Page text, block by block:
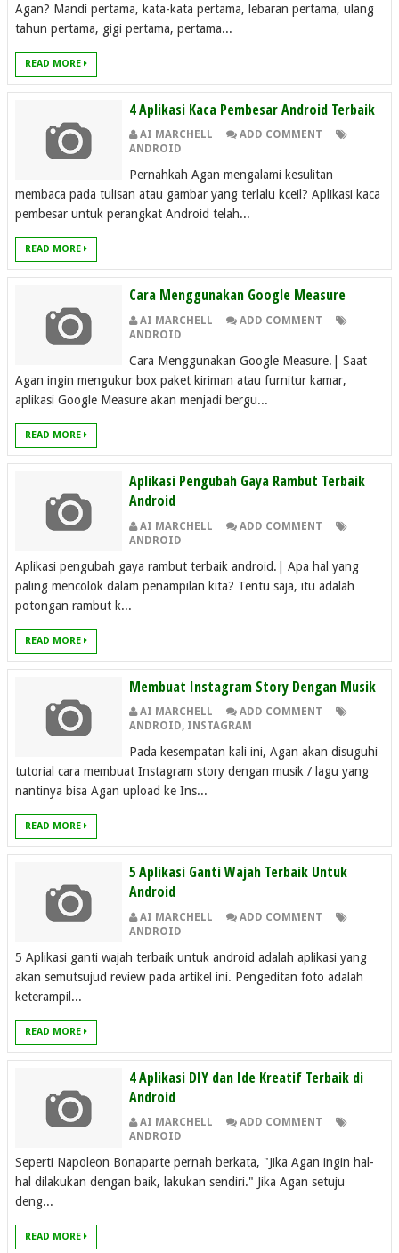
Agan? Mandi pertama, kata-kata pertama, lebaran pertama, ulang
tahun pertama, gigi pertama, pertama...
READ MORE
4 Aplikasi Kaca Pembesar Android Terbaik
AI MARCHELL
ADD COMMENT
ANDROID
Pernahkah Agan mengalami kesulitan
membaca pada tulisan atau gambar yang terlalu kceil? Aplikasi kaca
pembesar untuk perangkat Android telah...
READ MORE
Cara Menggunakan Google Measure
AI MARCHELL
ADD COMMENT
ANDROID
Cara Menggunakan Google Measure.| Saat
Agan ingin mengukur box paket kiriman atau furnitur kamar,
aplikasi Google Measure akan menjadi bergu...
READ MORE
Aplikasi Pengubah Gaya Rambut Terbaik
Android
AI MARCHELL
ADD COMMENT
ANDROID
Aplikasi pengubah gaya rambut terbaik android.| Apa hal yang
paling mencolok dalam penampilan kita? Tentu saja, itu adalah
potongan rambut k...
READ MORE
Membuat Instagram Story Dengan Musik
AI MARCHELL
ADD COMMENT
ANDROID, INSTAGRAM
Pada kesempatan kali ini, Agan akan disuguhi
tutorial cara membuat Instagram story dengan musik / lagu yang
nantinya bisa Agan upload ke Ins...
READ MORE
5 Aplikasi Ganti Wajah Terbaik Untuk
Android
AI MARCHELL
ADD COMMENT
ANDROID
5 Aplikasi ganti wajah terbaik untuk android adalah aplikasi yang
akan semutsujud review pada artikel ini. Pengeditan foto adalah
keterampil...
READ MORE
4 Aplikasi DIY dan Ide Kreatif Terbaik di
Android
AI MARCHELL
ADD COMMENT
ANDROID
Seperti Napoleon Bonaparte pernah berkata, "Jika Agan ingin hal-
hal dilakukan dengan baik, lakukan sendiri." Jika Agan setuju
deng...
READ MORE